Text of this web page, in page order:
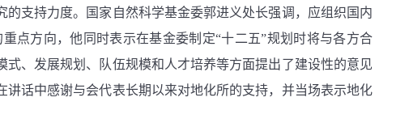
支持力度。国家自然科学基金委郭进义处长强调，应组织国内
点方向，他同时表示在基金委制定“十二五”规划时将与各方合
、发展规划、队伍规模和人才培养等方面提出了建设性的意见
话中感谢与会代表长期以来对地化所的支持，并当场表示地化